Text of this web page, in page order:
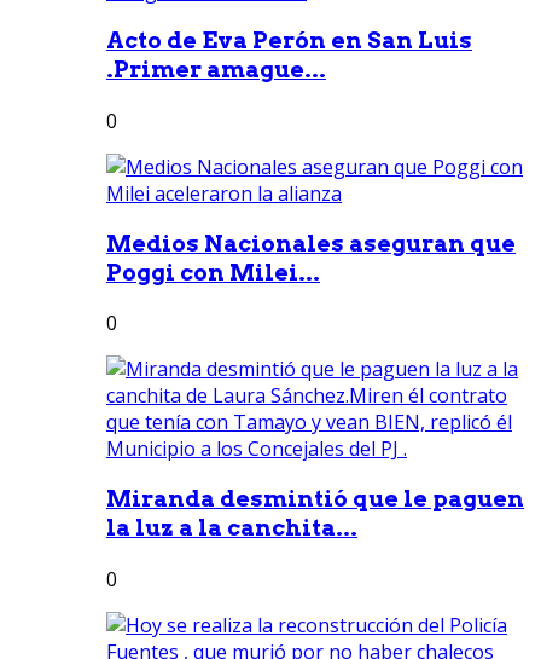
Acto de Eva Perón en San Luis
.Primer amague...
0
Medios Nacionales aseguran que
Poggi con Milei...
0
Miranda desmintió que le paguen
la luz a la canchita...
0